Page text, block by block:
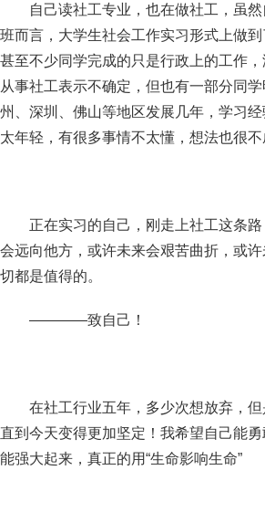
自己读社工专业，也在做社工，虽
班而言，大学生社会工作实习形式上做
甚至不少同学完成的只是行政上的工作
从事社工表示不确定，但也有一部分同
州、深圳、佛山等地区发展几年，学习
太年轻，有很多事情不太懂，想法也很
正在实习的自己，刚走上社工这条
会远向他方，或许未来会艰苦曲折，或
切都是值得的。
————致自己！
在社工行业五年，多少次想放弃，
直到今天变得更加坚定！我希望自己能
能强大起来，真正的用“生命影响生命”